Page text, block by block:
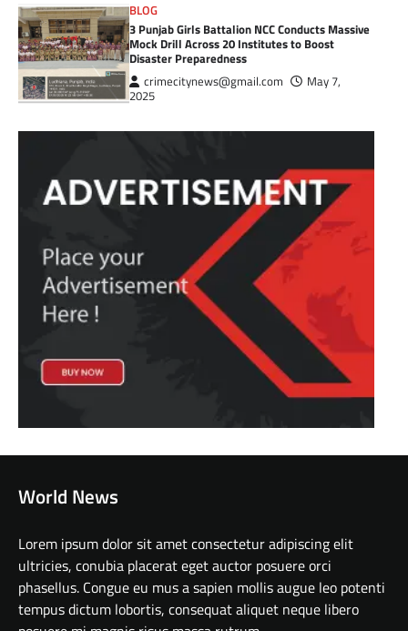
BLOG
3 Punjab Girls Battalion NCC Conducts Massive
Mock Drill Across 20 Institutes to Boost
Disaster Preparedness
crimecitynews@gmail.com
May 7,
2025
World News
Lorem ipsum dolor sit amet consectetur adipiscing elit
ultricies, conubia placerat eget auctor posuere orci
phasellus. Congue eu mus a sapien mollis augue leo potenti
tempus dictum lobortis, consequat aliquet neque libero